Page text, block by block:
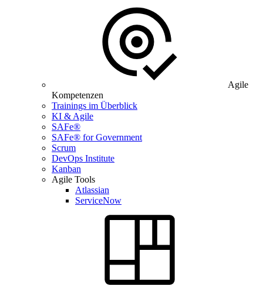
Agile
Kompetenzen
Trainings im Überblick
KI & Agile
SAFe®
SAFe® for Government
Scrum
DevOps Institute
Kanban
Agile Tools
Atlassian
ServiceNow